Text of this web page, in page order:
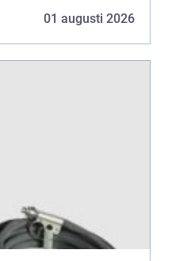
01 augusti 2026